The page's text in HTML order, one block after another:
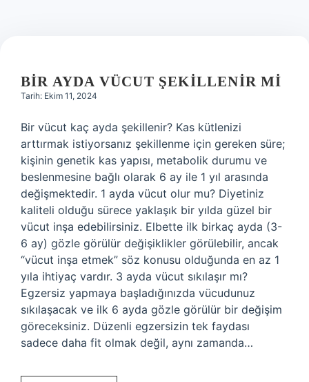
BIR AYDA VÜCUT ŞEKILLENIR MI
Tarih: Ekim 11, 2024
Bir vücut kaç ayda şekillenir? Kas kütlenizi
arttırmak istiyorsanız şekillenme için gereken süre;
kişinin genetik kas yapısı, metabolik durumu ve
beslenmesine bağlı olarak 6 ay ile 1 yıl arasında
değişmektedir. 1 ayda vücut olur mu? Diyetiniz
kaliteli olduğu sürece yaklaşık bir yılda güzel bir
vücut inşa edebilirsiniz. Elbette ilk birkaç ayda (3-
6 ay) gözle görülür değişiklikler görülebilir, ancak
“vücut inşa etmek” söz konusu olduğunda en az 1
yıla ihtiyaç vardır. 3 ayda vücut sıkılaşır mı?
Egzersiz yapmaya başladığınızda vücudunuz
sıkılaşacak ve ilk 6 ayda gözle görülür bir değişim
göreceksiniz. Düzenli egzersizin tek faydası
sadece daha fit olmak değil, aynı zamanda…